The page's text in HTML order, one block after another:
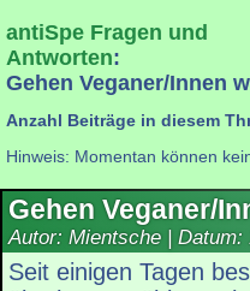
antiSpe Fragen und
Antworten:
Gehen Veganer/Innen
Anzahl Beiträge in diesem
Hinweis: Momentan können
Gehen Veganer/
Autor: Mientsche | Datum:
Seit einigen Tagen